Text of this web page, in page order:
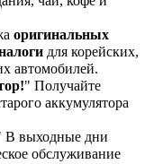
оригинальных
для корейских,
автомобилей.
" Получайте
аккумулятора
В выходные дни
обслуживание